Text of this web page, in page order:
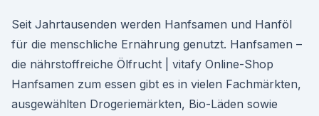
Seit Jahrtausenden werden Hanfsamen und Hanföl
für die menschliche Ernährung genutzt. Hanfsamen –
die nährstoffreiche Ölfrucht | vitafy Online-Shop
Hanfsamen zum essen gibt es in vielen Fachmärkten,
ausgewählten Drogeriemärkten, Bio-Läden sowie